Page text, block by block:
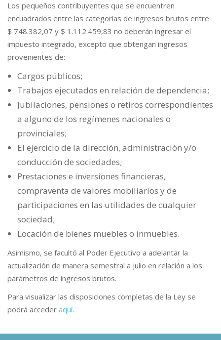
Los pequeños contribuyentes que se encuentren
encuadrados entre las categorías de ingresos brutos entre
$ 748.382,07 y $ 1.112.459,83 no deberán ingresar el
impuesto integrado, excepto que obtengan ingresos
provenientes de:
Cargos públicos;
Trabajos ejecutados en relación de dependencia;
Jubilaciones, pensiones o retiros correspondientes
a alguno de los regímenes nacionales o
provinciales;
El ejercicio de la dirección, administración y/o
conducción de sociedades;
Prestaciones e inversiones financieras,
compraventa de valores mobiliarios y de
participaciones en las utilidades de cualquier
sociedad;
Locación de bienes muebles o inmuebles.
Asimismo, se facultó al Poder Ejecutivo a adelantar la
actualización de manera semestral a julio en relación a los
parámetros de ingresos brutos.
Para visualizar las disposiciones completas de la Ley se
podrá acceder aquí.